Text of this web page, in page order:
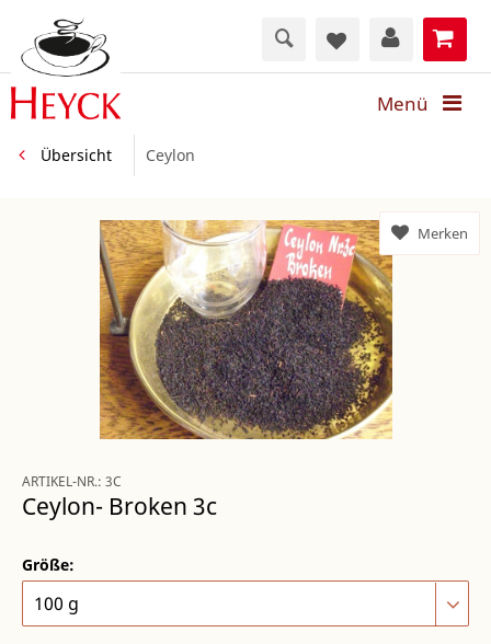
Menü
Übersicht Ceylon
ARTIKEL-NR.: 3C
Ceylon- Broken 3c
Größe:
Merken